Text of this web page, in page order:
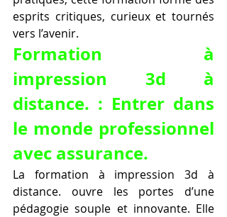
esprits critiques, curieux et tournés
vers l’avenir.
Formation à
impression 3d à
distance. : Entrer dans
le monde professionnel
avec assurance.
La formation à impression 3d à
distance. ouvre les portes d’une
pédagogie souple et innovante. Elle